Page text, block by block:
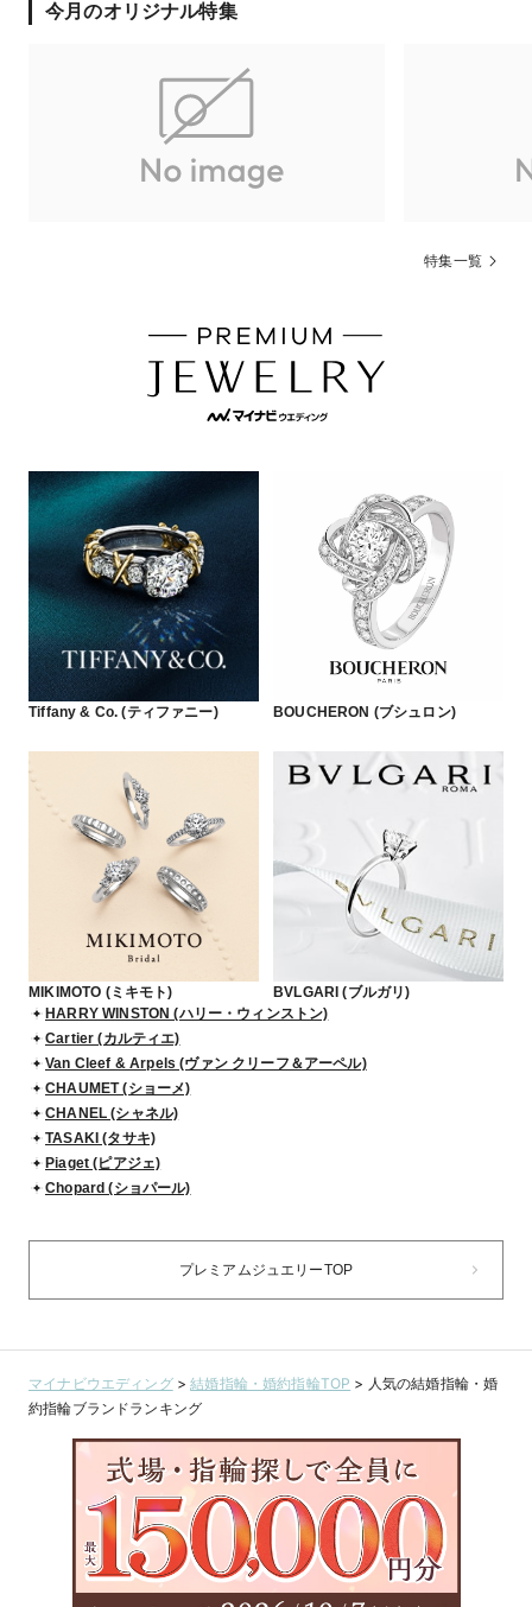
今月のオリジナル特集
特集一覧
Tiffany & Co. (ティファニー) BOUCHERON (ブシュロン)
MIKIMOTO (ミキモト)
BVLGARI (ブルガリ)
HARRY WINSTON (ハリー・ウィンストン)
Cartier (カルティエ)
Van Cleef & Arpels (ヴァン クリーフ＆アーペル)
CHAUMET (ショーメ)
CHANEL (シャネル)
TASAKI (タサキ)
Piaget (ピアジェ)
Chopard (ショパール)
プレミアムジュエリーTOP
マイナビウエディング>結婚指輪・婚約指輪TOP > 人気の結婚指輪・婚
約指輪ブランドランキング